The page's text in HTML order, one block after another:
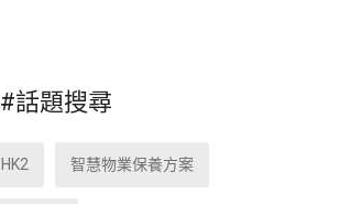
#話題搜尋
HK2 智慧物業保養方案